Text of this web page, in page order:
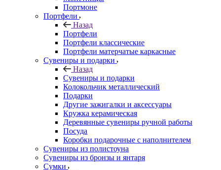
Портмоне
Портфели
Назад
Портфели
Портфели классические
Портфели матерчатые каркасные
Сувениры и подарки
Назад
Сувениры и подарки
Колокольчик металлический
Подарки
Другие зажигалки и аксессуары
Кружка керамическая
Деревянные сувениры ручной работы
Посуда
Коробки подарочные с наполнителем
Сувениры из полистоуна
Сувениры из бронзы и янтаря
Сумки